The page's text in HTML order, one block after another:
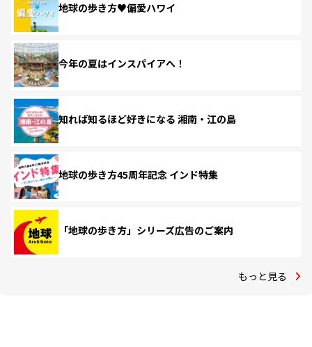
地球の歩き方♥偏愛ハワイ
今年の夏はインスパイアへ！
知れば知るほど好きになる 湘南・江の島
地球の歩き方45周年記念 インド特集
「地球の歩き方」シリーズ広告のご案内
もっと見る